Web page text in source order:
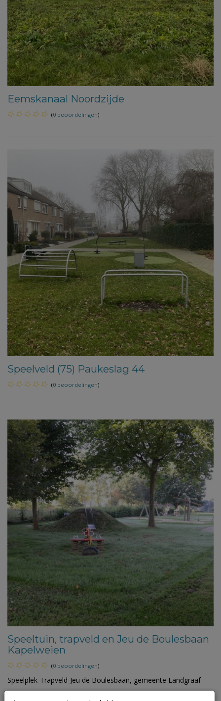
Eemskanaal Noordzijde
(0 beoordelingen)
Speelveld (75) Paukeslag 44
(0 beoordelingen)
Speeltuin, trapveld en Jeu de Boulesbaan
Kapelweien
(0 beoordelingen)
Speelplek-Trapveld-Jeu de Boulesbaan, gemeente Landgraaf